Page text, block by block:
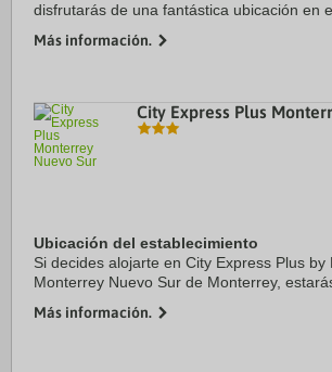
disfrutarás de una fantástica ubicación en
Domingo de Guzmán y Plaza Zócalo. ...
Más información.
City Express Plus
Ubicación del establecimiento
Si decides alojarte en City Express Plus by
Monterrey Nuevo Sur de Monterrey,
coche de Instituto Tecnológico de ...
Más información.